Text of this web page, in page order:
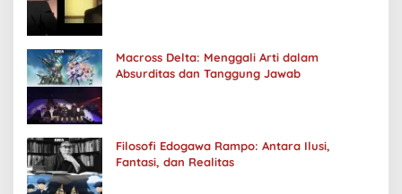
Macross Delta: Menggali Arti dalam
Absurditas dan Tanggung Jawab
Filosofi Edogawa Rampo: Antara Ilusi,
Fantasi, dan Realitas